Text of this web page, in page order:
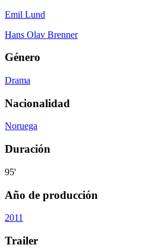
Emil Lund
Hans Olav Brenner
Género
Drama
Nacionalidad
Noruega
Duración
95'
Año de producción
2011
Trailer